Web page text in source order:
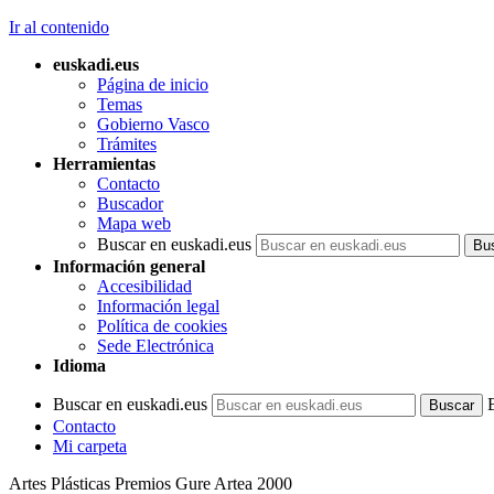
Ir al contenido
euskadi.eus
Página de inicio
Temas
Gobierno Vasco
Trámites
Herramientas
Contacto
Buscador
Mapa web
Buscar en euskadi.eus
Información general
Accesibilidad
Información legal
Política de cookies
Sede Electrónica
Idioma
Buscar en euskadi.eus
Contacto
Mi carpeta
Artes Plásticas Premios Gure Artea 2000